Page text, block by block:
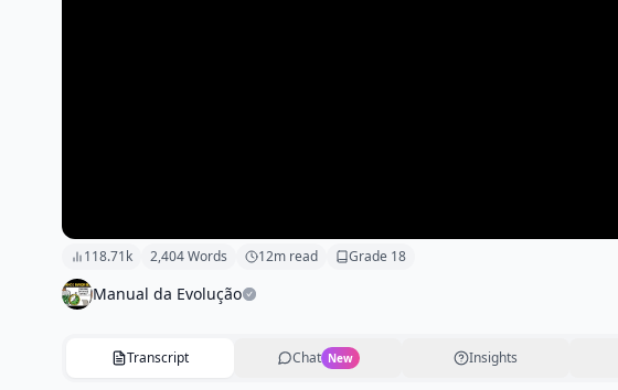
118.71k 2,404Words 12m read Grade 18
Manual da Evolução
Transcript Chat New Insights